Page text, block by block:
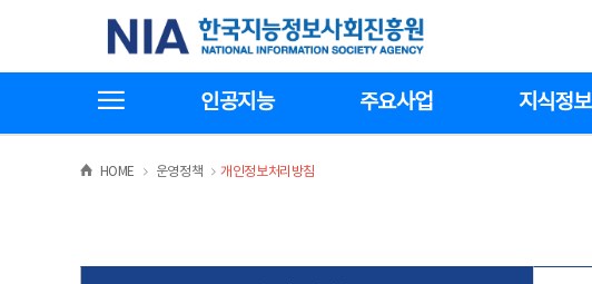
한국지능정보사회진흥원
인공지능 주요사업 지식정보
HOME >운영정책 >
개인정보처리방침